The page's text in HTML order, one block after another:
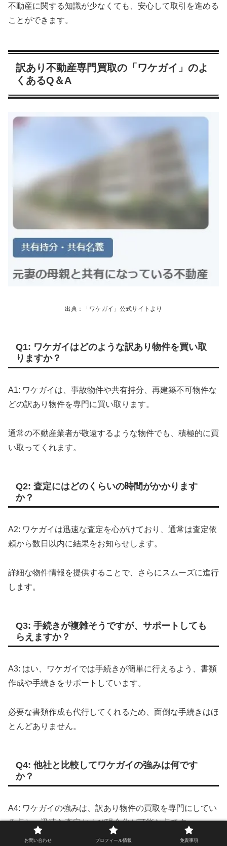
不動産に関する知識が少なくても、安心して取引を進める
ことができます。
訳あり不動産専門買取の「ワケガイ」のよ
くあるQ＆A
出典：「ワケガイ」公式サイトより
Q1: ワケガイはどのような訳あり物件を買い取
りますか？
A1: ワケガイは、事故物件や共有持分、再建築不可物件な
どの訳あり物件を専門に買い取ります。
通常の不動産業者が敬遠するような物件でも、積極的に買
い取ってくれます。
Q2: 査定にはどのくらいの時間がかかります
か？
A2: ワケガイは迅速な査定を心がけており、通常は査定依
頼から数日以内に結果をお知らせします。
詳細な物件情報を提供することで、さらにスムーズに進行
します。
Q3: 手続きが複雑そうですが、サポートしても
らえますか？
A3: はい、ワケガイでは手続きが簡単に行えるよう、書類
作成や手続きをサポートしています。
必要な書類作成も代行してくれるため、面倒な手続きはほ
とんどありません。
Q4: 他社と比較してワケガイの強みは何です
か？
A4: ワケガイの強みは、訳あり物件の買取を専門にしてい
る点と、迅速な査定および現金化が可能な点です。
お問い合わせ プロフィール情報 免責事項